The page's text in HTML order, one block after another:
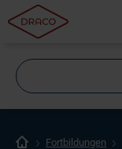
Fortbildungen